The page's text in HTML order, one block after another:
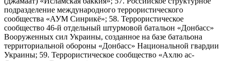
подразделение международного террористического
сообщества «АУМ Синрикё»; 58. Террористическое
сообщество 46-й отдельный штурмовой батальон «Донбасс»
Вооруженных сил Украины, созданное на базе батальона
территориальной обороны «Донбасс» Национальной гвардии
Украины; 59. Террористическое сообщество «Ахлю ас-